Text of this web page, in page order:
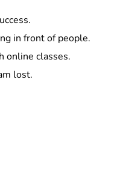
in front of people.
online classes.
lost.